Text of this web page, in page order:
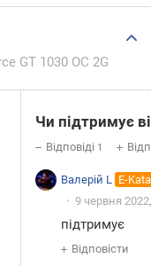
GT 1030 OC 2G
Чи підтримує
Відповіді 1
Валерій L
E-
9 червня
підтримує
Відповісти